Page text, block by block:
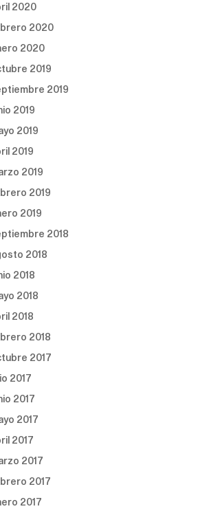
2020
2020
2020
2019
2019
2019
2019
2019
2019
2019
2019
2018
2018
2018
2018
2018
2018
2017
2017
2017
2017
2017
2017
2017
2017